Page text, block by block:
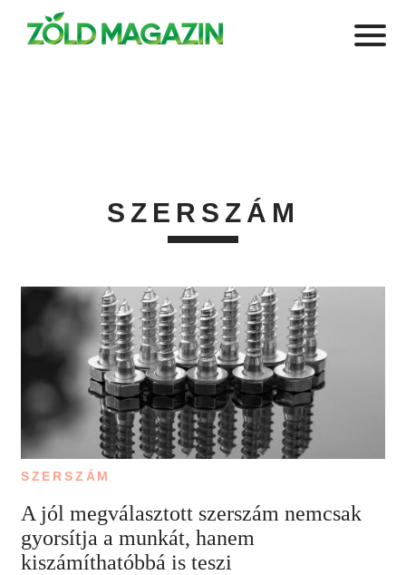
SZERSZÁM
SZERSZÁM
A jól megválasztott szerszám nemcsak
gyorsítja a munkát, hanem
kiszámíthatóbbá is teszi